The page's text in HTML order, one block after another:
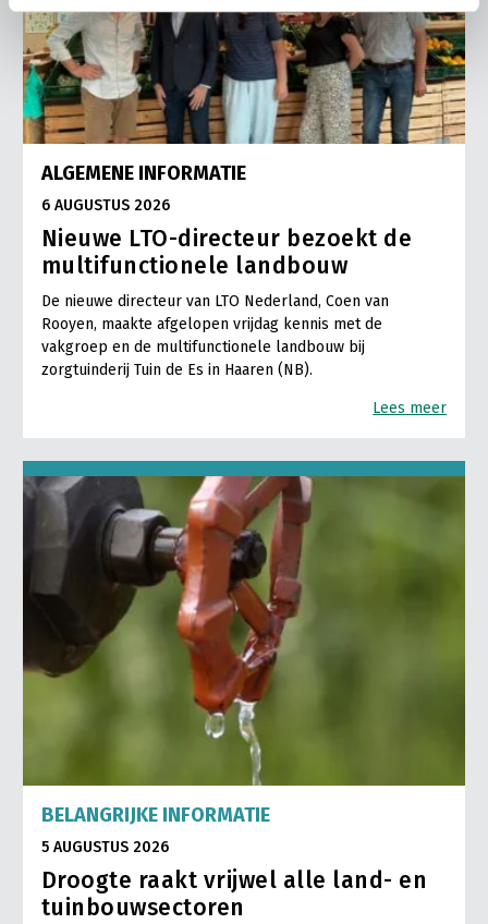
ALGEMENE INFORMATIE
6 AUGUSTUS 2026
Nieuwe LTO-directeur bezoekt de
multifunctionele landbouw
De nieuwe directeur van LTO Nederland, Coen van
Rooyen, maakte afgelopen vrijdag kennis met de
vakgroep en de multifunctionele landbouw bij
zorgtuinderij Tuin de Es in Haaren (NB).
Lees meer
BELANGRIJKE INFORMATIE
5 AUGUSTUS 2026
Droogte raakt vrijwel alle land- en
tuinbouwsectoren